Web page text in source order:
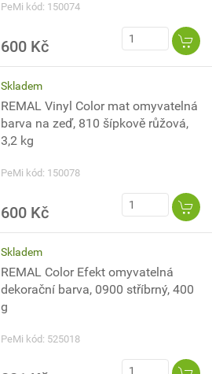
PeMi kód: 150074
600 Kč
Skladem
REMAL Vinyl Color mat omyvatelná
barva na zeď, 810 šípkově růžová,
3,2 kg
PeMi kód: 150078
600 Kč
Skladem
REMAL Color Efekt omyvatelná
dekorační barva, 0900 stříbrný, 400
g
PeMi kód: 525018